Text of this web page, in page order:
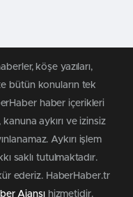
köşe yazıları,
bütün konuların tek
haber içerikleri
aykırı ve izinsiz
Aykırı işlem
saklı tutulmaktadır.
ederiz. HaberHaber.tr
Ajansıhizmetidir.